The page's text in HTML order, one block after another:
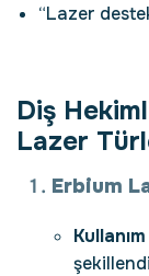
“Lazer
Diş
Lazer
Erbium